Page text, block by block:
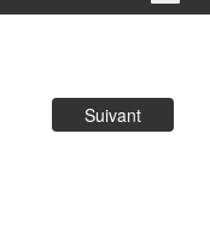
Suivant